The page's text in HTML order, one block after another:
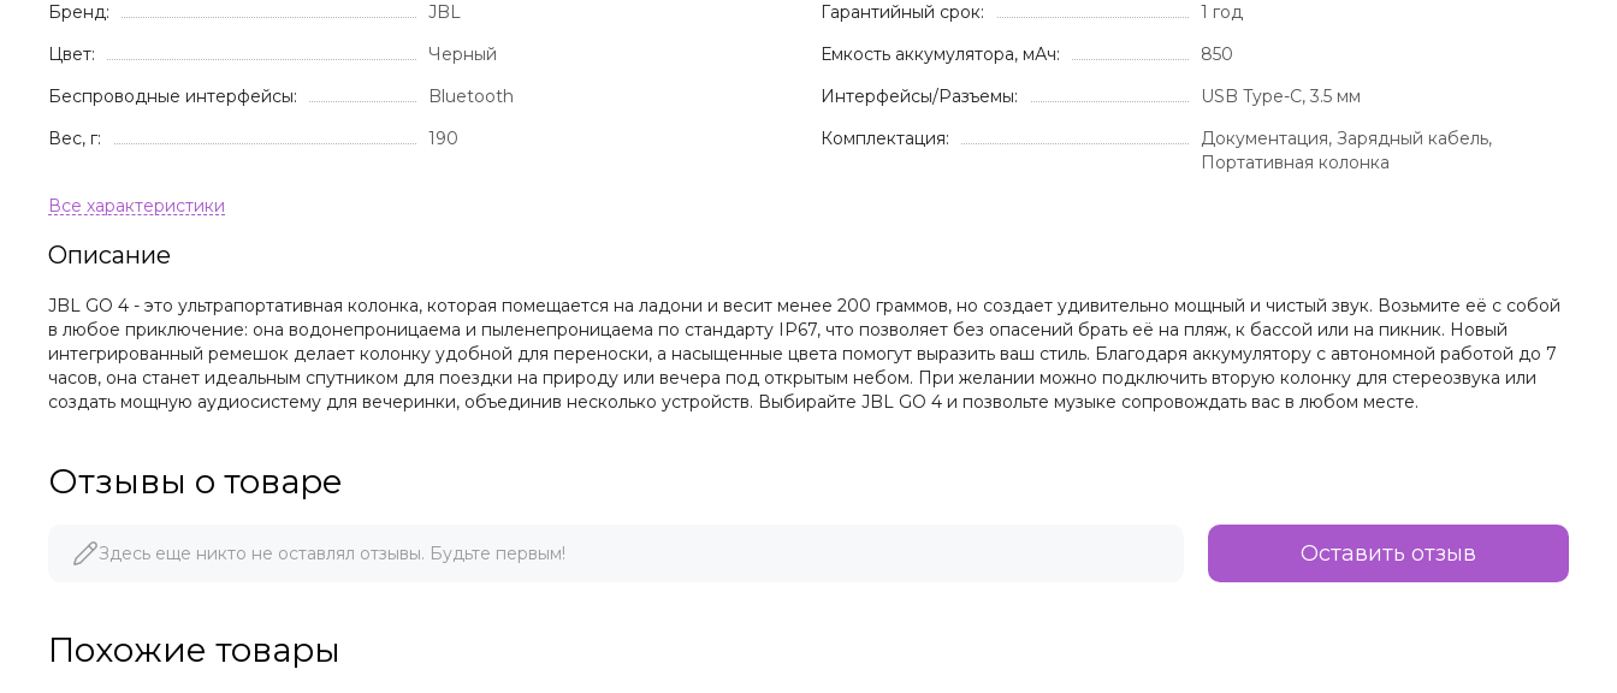
Бренд:
JBL
Цвет:
Черный
Беспроводные интерфейсы:
Bluetooth
Вес, г:
190
Гарантийный срок:
1 год
Емкость аккумулятора, мАч:
850
Интерфейсы/Разъемы:
USB Type-C, 3.5 мм
Комплектация:
Документация, Зарядный кабель,
Портативная колонка
Описание
JBL GO 4 - это ультрапортативная колонка, которая помещается на ладони и весит менее 200 граммов, но создает удивительно мощный и чистый звук. Возьмите её с собой
в любое приключение: она водонепроницаема и пыленепроницаема по стандарту IP67, что позволяет без опасений брать её на пляж, к бассой или на пикник. Новый
интегрированный ремешок делает колонку удобной для переноски, а насыщенные цвета помогут выразить ваш стиль. Благодаря аккумулятору с автономной работой до 7
часов, она станет идеальным спутником для поездки на природу или вечера под открытым небом. При желании можно подключить вторую колонку для стереозвука или
создать мощную аудиосистему для вечеринки, объединив несколько устройств. Выбирайте JBL GO 4 и позвольте музыке сопровождать вас в любом месте.
Отзывы о товаре
Здесь еще никто не оставлял отзывы. Будьте первым! Оставить отзыв
Похожие товары